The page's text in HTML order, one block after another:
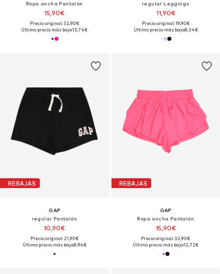
Ropa ancha Pantalón
15,90€
Precio original: 32,90€
Último precio más bajo:13,74€
regular Leggings
11,90€
Precio original: 19,90€
Último precio más bajo:8,34€
REBAJAS
GAP
regular Pantalón
10,90€
Precio original: 21,90€
Último precio más bajo:8,94€
REBAJAS
GAP
Ropa ancha Pantalón
15,90€
Precio original: 32,90€
Último precio más bajo:12,72€